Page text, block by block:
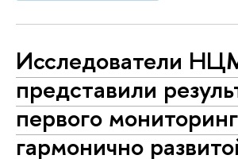
Исследователи
представили
первого
гармонично